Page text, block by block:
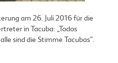
am 26. Juli 2016 für die
in Tacuba: „Todos
sind die Stimme Tacubas”.